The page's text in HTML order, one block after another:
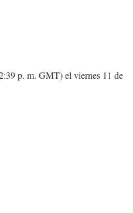
p. m. GMT) el viernes 11 de